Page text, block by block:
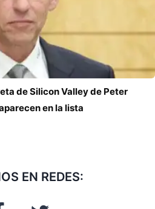
de Silicon Valley de Peter
en la lista
EN REDES: